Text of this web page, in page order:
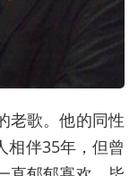
老歌。他的同性
相伴35年，但曾